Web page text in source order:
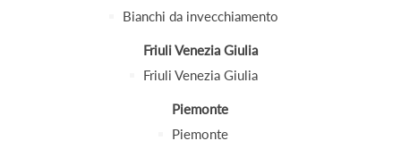
Bianchi da invecchiamento
Friuli Venezia Giulia
Friuli Venezia Giulia
Piemonte
Piemonte